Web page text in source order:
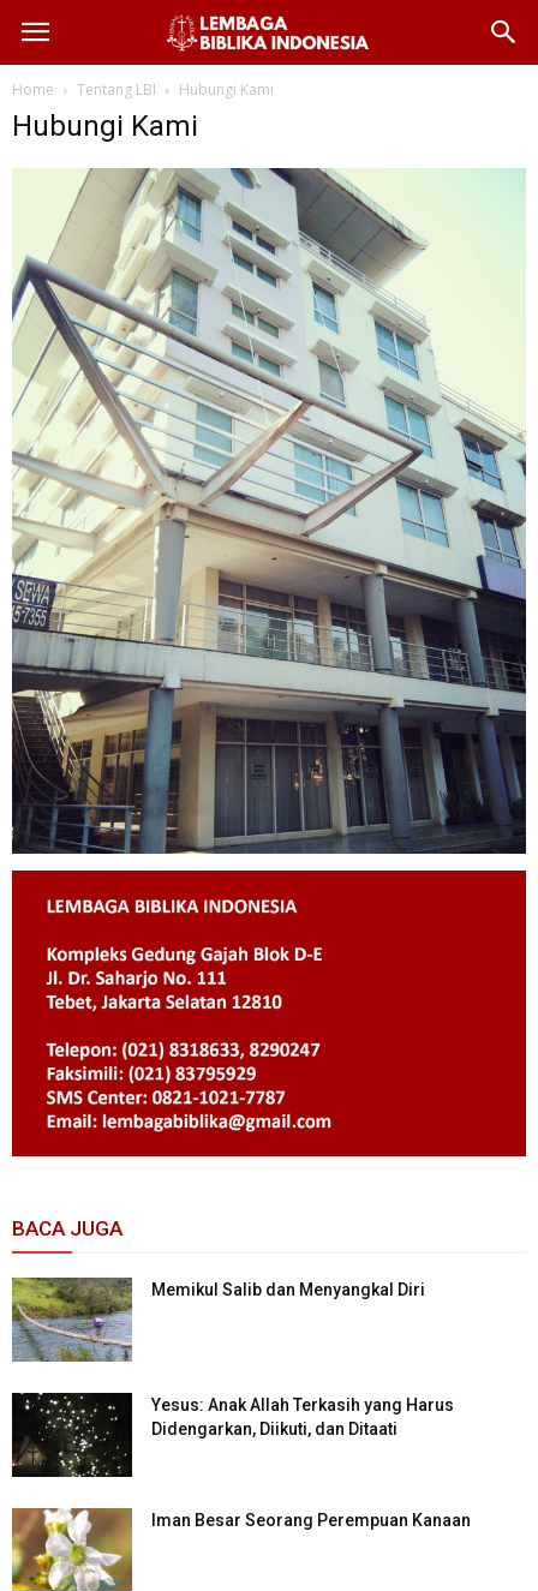
Home Tentang LBI Hubungi Kami
Hubungi Kami
BACA JUGA
Memikul Salib dan Menyangkal Diri
Yesus: Anak Allah Terkasih yang Harus
Didengarkan, Diikuti, dan Ditaati
Iman Besar Seorang Perempuan Kanaan